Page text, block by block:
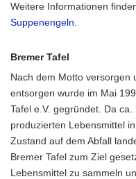
Weitere Informationen
Suppenengeln
Bremer Tafel
Nach dem Motto versorgen
entsorgen wurde im Mai
Tafel e.V. gegründet. Da ca.
produzierten Lebensmittel
Zustand auf dem Abfall
Bremer Tafel zum Ziel
Lebensmittel zu sammeln